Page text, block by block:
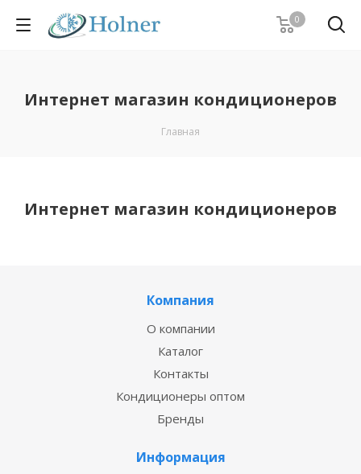
0
Интернет магазин кондиционеров
Главная
Интернет магазин кондиционеров
Компания
О компании
Каталог
Контакты
Кондиционеры оптом
Бренды
Информация